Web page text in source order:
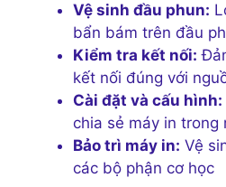
Vệ sinh đầu phun:
bẩn bám trên đầu
Kiểm tra kết nối:
kết nối đúng với
Cài đặt và cấu hình:
chia sẻ máy in trong
Bảo trì máy in: Vệ
các bộ phận cơ học